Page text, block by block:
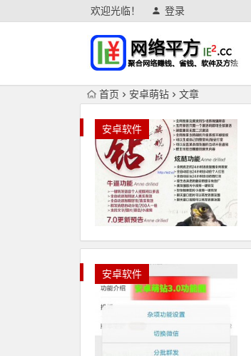
欢迎光临！ 登录
首页 安卓萌钻 文章
安卓软件
安卓软件